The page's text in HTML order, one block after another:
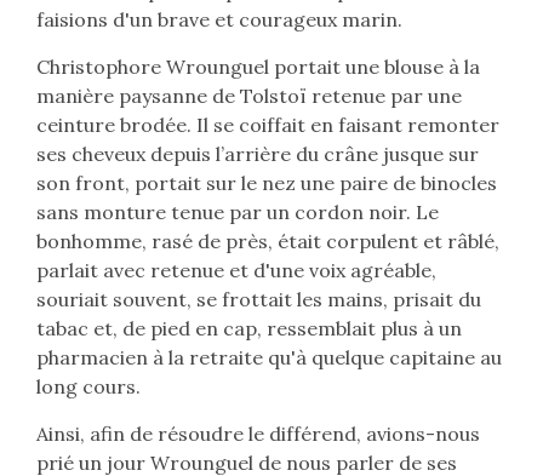
faisions d'un brave et courageux marin.
Christophore Wrounguel portait une blouse à la
manière paysanne de Tolstoï retenue par une
ceinture brodée. Il se coiffait en faisant remonter
ses cheveux depuis l’arrière du crâne jusque sur
son front, portait sur le nez une paire de binocles
sans monture tenue par un cordon noir. Le
bonhomme, rasé de près, était corpulent et râblé,
parlait avec retenue et d'une voix agréable,
souriait souvent, se frottait les mains, prisait du
tabac et, de pied en cap, ressemblait plus à un
pharmacien à la retraite qu'à quelque capitaine au
long cours.
Ainsi, afin de résoudre le différend, avions-nous
prié un jour Wrounguel de nous parler de ses